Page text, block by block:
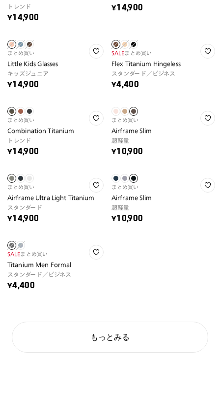
トレンド
¥14,900
¥14,900
まとめ買い
Little Kids Glasses
キッズジュニア
¥14,900
SALEまとめ買い
Flex Titanium Hingeless
スタンダード／ビジネス
¥4,400
まとめ買い
Combination Titanium
トレンド
¥14,900
まとめ買い
Airframe Slim
超軽量
¥10,900
まとめ買い
Airframe Ultra Light Titanium
スタンダード
¥14,900
まとめ買い
Airframe Slim
超軽量
¥10,900
SALEまとめ買い
Titanium Men Formal
スタンダード／ビジネス
¥4,400
もっとみる